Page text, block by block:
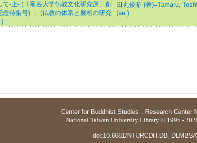
て-上- (〔竜谷大学仏教文化研究所〕創
念特集号) ： (仏教の体系と展相の研究
)
田丸俊昭 (著)=Tamaru,
(au.)
Center for Buddhist Studies ． Research Center
National Taiwan University Library © 1995 -
doi:10.6681/NTURCDH.DB_DLMBS/